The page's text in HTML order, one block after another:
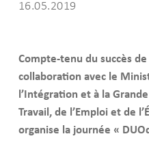
16.05.2019
Compte-tenu du succès de
collaboration avec le
l’Intégration et à la
Travail, de l’Emploi et de
organise la journée «